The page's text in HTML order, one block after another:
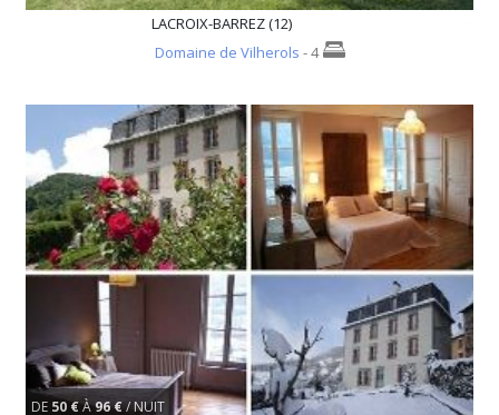
LACROIX-BARREZ (12)
Domaine de Vilherols - 4
DE 50 €À96 €/ NUIT